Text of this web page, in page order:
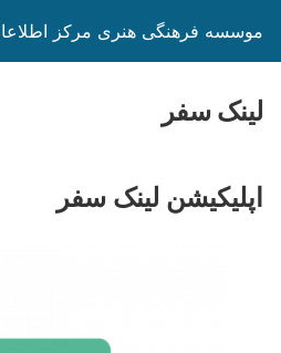
موسسه فرهنگی هنری مرکز
لینک سفر
اپلیکیشن لینک سفر